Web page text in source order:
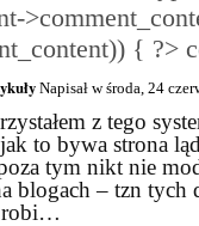
{ ?>
Napisał w środa, 24
z tego
to bywa strona
tym nikt nie
blogach – tzn
robi…